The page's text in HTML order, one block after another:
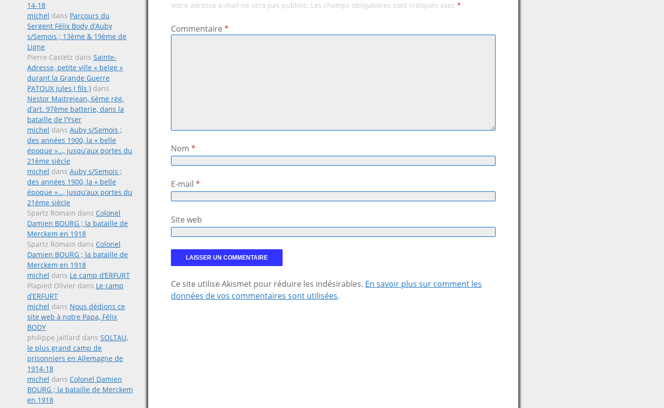
14-18
michel dans Parcours du
Sergent Félix Body d’Auby
s/Semois ; 13ème & 19ème de
Ligne
Pierre Castetz dans Sainte-
Adresse, petite ville « belge »
durant la Grande Guerre
PATOUX jules ( fils ) dans
Nestor Maitrejean, 6ème rég.
d’art. 97ème batterie, dans la
bataille de l’Yser
michel dans Auby s/Semois ;
des années 1900, la « belle
époque »…, jusqu’aux portes du
21ème siècle
michel dans Auby s/Semois ;
des années 1900, la « belle
époque »…, jusqu’aux portes du
21ème siècle
Spartz Romain dans Colonel
Damien BOURG ; la bataille de
Merckem en 1918
Spartz Romain dans Colonel
Damien BOURG ; la bataille de
Merckem en 1918
michel dans Le camp d’ERFURT
Plapied Olivier dans Le camp
d’ERFURT
michel dans Nous dédions ce
site web à notre Papa, Félix
BODY
philippe jaillard dans SOLTAU,
le plus grand camp de
prisonniers en Allemagne de
1914-18
michel dans Colonel Damien
BOURG ; la bataille de Merckem
en 1918
Votre adresse e-mail ne sera pas publiée. Les champs obligatoires sont indiqués avec*
Commentaire*
Nom*
E-mail*
Site web
Ce site utilise Akismet pour réduire les indésirables. En savoir plus sur comment les
données de vos commentaires sont utilisées.